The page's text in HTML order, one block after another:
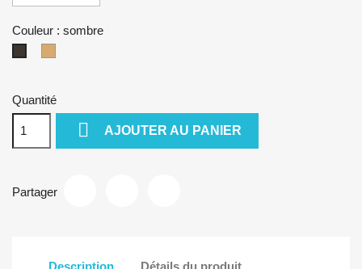
Couleur : sombre
Quantité
 AJOUTER AU PANIER
Partager